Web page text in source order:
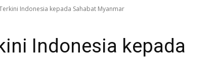
Indonesia kepada Sahabat Myanmar
Indonesia kepada